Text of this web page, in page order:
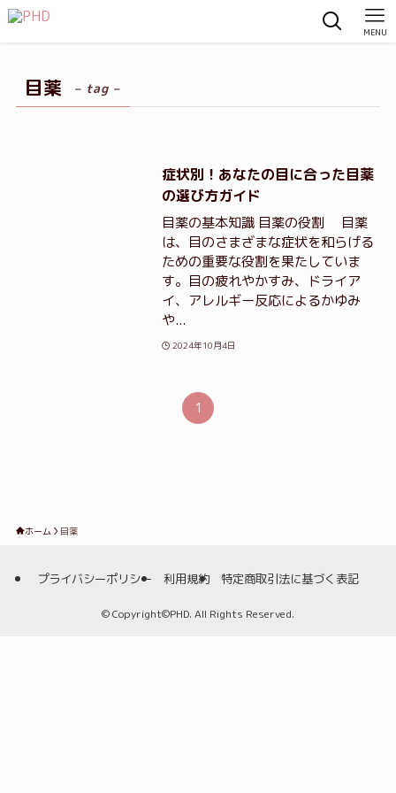
MENU
目薬 – tag –
症状別！あなたの目に合った目薬
の選び方ガイド
目薬の基本知識 目薬の役割 目薬
は、目のさまざまな症状を和らげる
ための重要な役割を果たしていま
す。目の疲れやかすみ、ドライア
イ、アレルギー反応によるかゆみ
や...
2024年10月4日
1
ホーム 目薬
プライバシーポリシー 利用規約 特定商取引法に基づく表記
©Copyright©PHD. All Rights Reserved.